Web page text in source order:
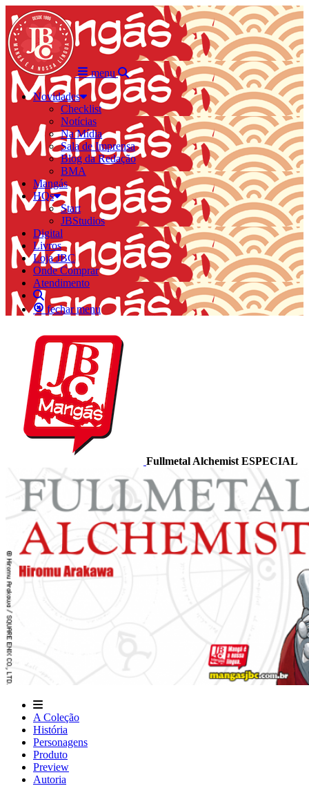
menu
Novidades
Checklist
Notícias
Na Mídia
Sala de Imprensa
Blog da Redação
BMA
Mangás
HQs
Start
JBStudios
Digital
Livros
Loja JBC
Onde Comprar
Atendimento
fechar menu
Fullmetal Alchemist ESPECIAL
A Coleção
História
Personagens
Produto
Preview
Autoria